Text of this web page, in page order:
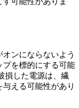
ンにならないよう
プを標的にする可能
損した電源は、繊
える可能性があり